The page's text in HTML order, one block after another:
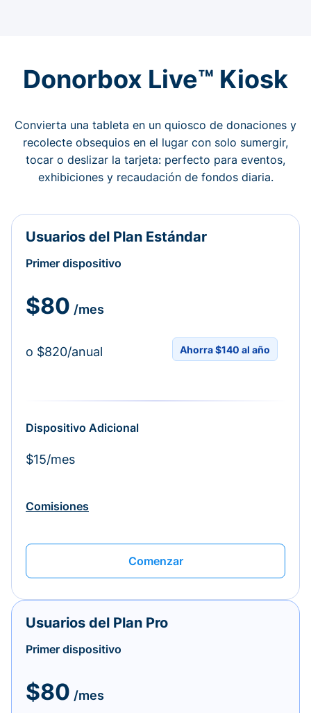
Donorbox Live™ Kiosk
Convierta una tableta en un quiosco de donaciones y
recolecte obsequios en el lugar con solo sumergir,
tocar o deslizar la tarjeta: perfecto para eventos,
exhibiciones y recaudación de fondos diaria.
Usuarios del Plan Estándar
Primer dispositivo
$80 /mes
o $820/anual Ahorra $140 al año
Dispositivo Adicional
$15/mes
Comisiones
Comenzar
Usuarios del Plan Pro
Primer dispositivo
$80 /mes